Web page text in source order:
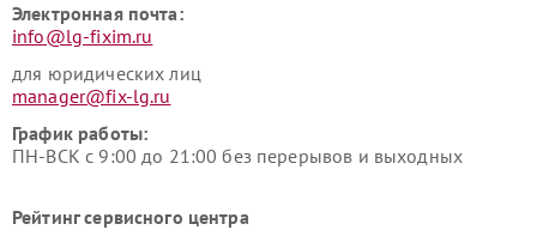
Электронная почта:
info@lg-fixim.ru
для юридических лиц
manager@fix-lg.ru
График работы:
ПН-ВСК с 9:00 до 21:00 без перерывов и выходных
Рейтинг сервисного центра